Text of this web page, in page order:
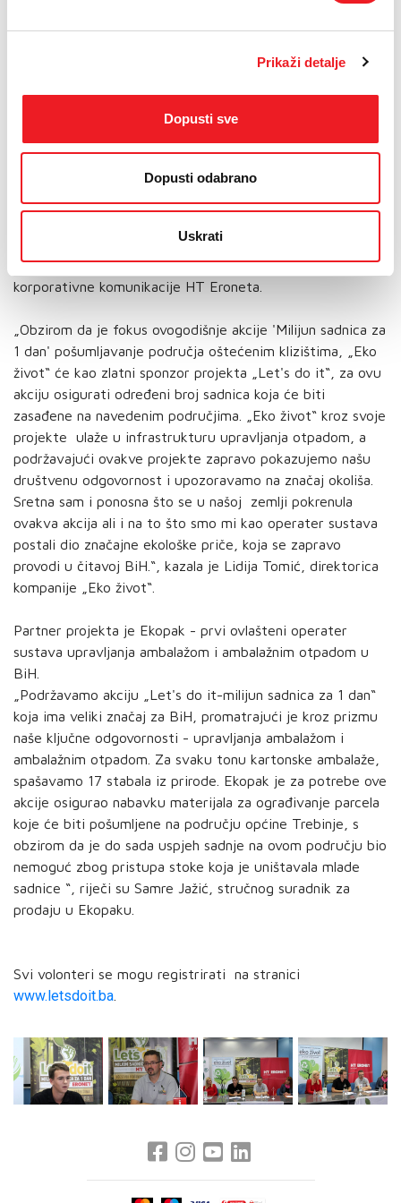
Prikaži detalje
Dopusti sve
Dopusti odabrano
Uskrati
osnovnim i srednjim školama. Time potvrđujemo da ništa
ne prepuštamo slučaju“, izjavio je Amar Kavgić,
„Generalni smo sponzor projekta „Let's do it“ od samog
na vrijeme i omogućili da naš okoliš bude čišći, zdraviji i
ljepši. Sa svakim očišćenim komadićem zemlje i svakom
novom zasađenom sadnicom, raste naš ponos što što
priča u BiH, a time na najbolji način doprinosimo našoj
društvenoj zajednici.“, kazala je Lavinija Tadić iz Odjela za
korporativne komunikacije HT Eroneta.
„Obzirom da je fokus ovogodišnje akcije 'Milijun sadnica za
1 dan' pošumljavanje područja oštećenim klizištima, „Eko
život“ će kao zlatni sponzor projekta „Let's do it“, za ovu
akciju osigurati određeni broj sadnica koja će biti
zasađene na navedenim područjima. „Eko život“ kroz svoje
projekte ulaže u infrastrukturu upravljanja otpadom, a
podržavajući ovakve projekte zapravo pokazujemo našu
društvenu odgovornost i upozoravamo na značaj okoliša.
Sretna sam i ponosna što se u našoj zemlji pokrenula
ovakva akcija ali i na to što smo mi kao operater sustava
postali dio značajne ekološke priče, koja se zapravo
provodi u čitavoj BiH.“, kazala je Lidija Tomić, direktorica
kompanije „Eko život“.
Partner projekta je Ekopak - prvi ovlašteni operater
sustava upravljanja ambalažom i ambalažnim otpadom u
BiH.
„Podržavamo akciju „Let's do it-milijun sadnica za 1 dan“
koja ima veliki značaj za BiH, promatrajući je kroz prizmu
naše ključne odgovornosti - upravljanja ambalažom i
ambalažnim otpadom. Za svaku tonu kartonske ambalaže,
spašavamo 17 stabala iz prirode. Ekopak je za potrebe ove
akcije osigurao nabavku materijala za ograđivanje parcela
koje će biti pošumljene na području općine Trebinje, s
obzirom da je do sada uspjeh sadnje na ovom području bio
nemoguć zbog pristupa stoke koja je uništavala mlade
sadnice “, riječi su Samre Jažić, stručnog suradnik za
prodaju u Ekopaku.
Svi volonteri se mogu registrirati na stranici
www.letsdoit.ba